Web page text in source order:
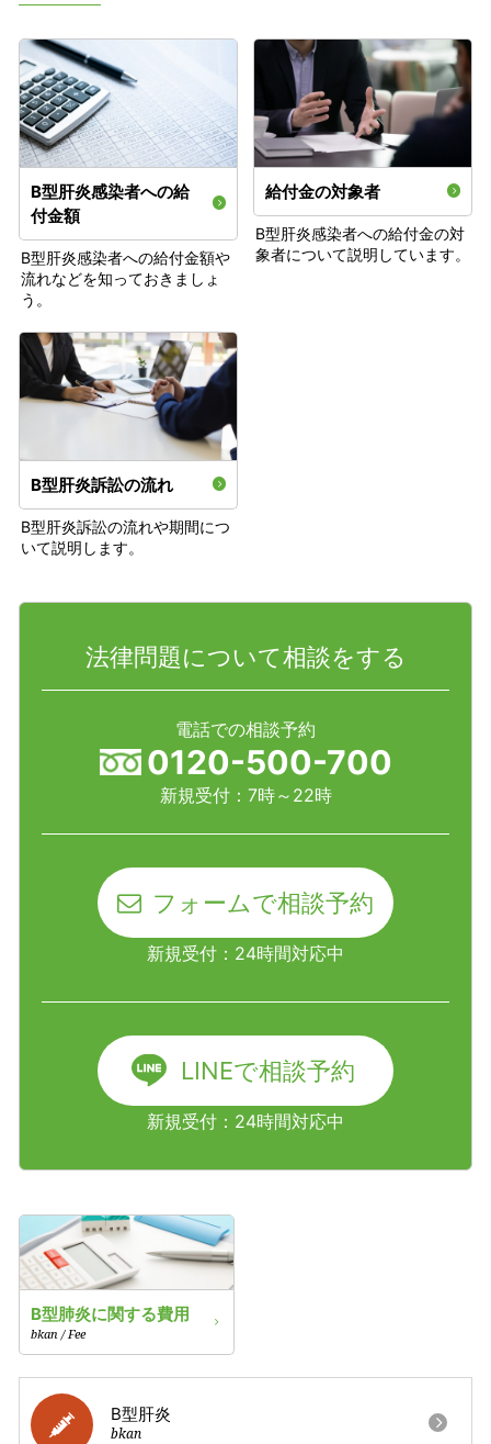
B型肝炎感染者への給
付金額
B型肝炎感染者への給付金額や
流れなどを知っておきましょ
う。
給付金の対象者
B型肝炎感染者への給付金の対
象者について説明しています。
B型肝炎訴訟の流れ
B型肝炎訴訟の流れや期間につ
いて説明します。
法律問題について相談をする
電話での相談予約
0120-500-700
新規受付：7時～22時
フォームで相談予約
新規受付：24時間対応中
LINEで相談予約
新規受付：24時間対応中
B型肺炎に関する費用
bkan / Fee
B型肝炎
bkan